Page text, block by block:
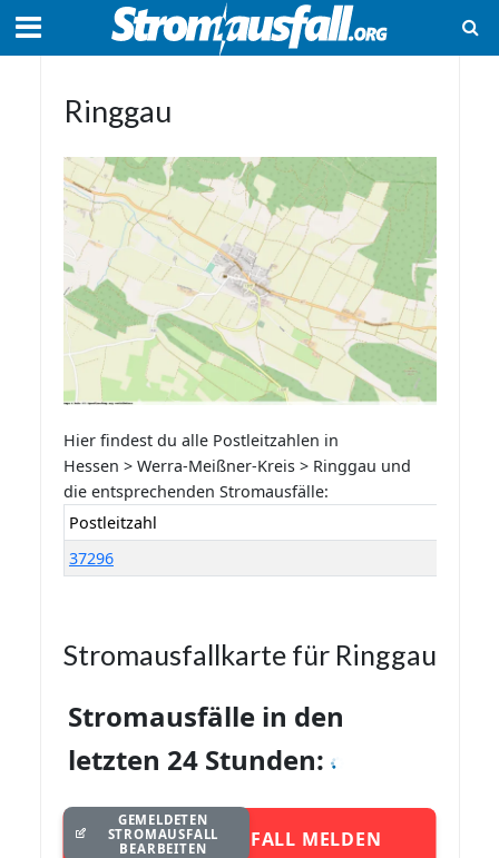
Ringgau
Hier findest du alle Postleitzahlen in
Hessen > Werra-Meißner-Kreis > Ringgau und
die entsprechenden Stromausfälle:
Postleitzahl
37296
Stromausfallkarte für Ringgau
Stromausfälle in den
letzten 24 Stunden:
STROMAUSFALL MELDEN
GEMELDETEN
STROMAUSFALL
BEARBEITEN